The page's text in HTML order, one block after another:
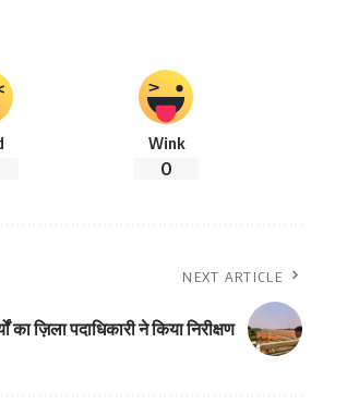
Wink
0
NEXT ARTICLE
ज़िला पदाधिकारी ने किया निरीक्षण